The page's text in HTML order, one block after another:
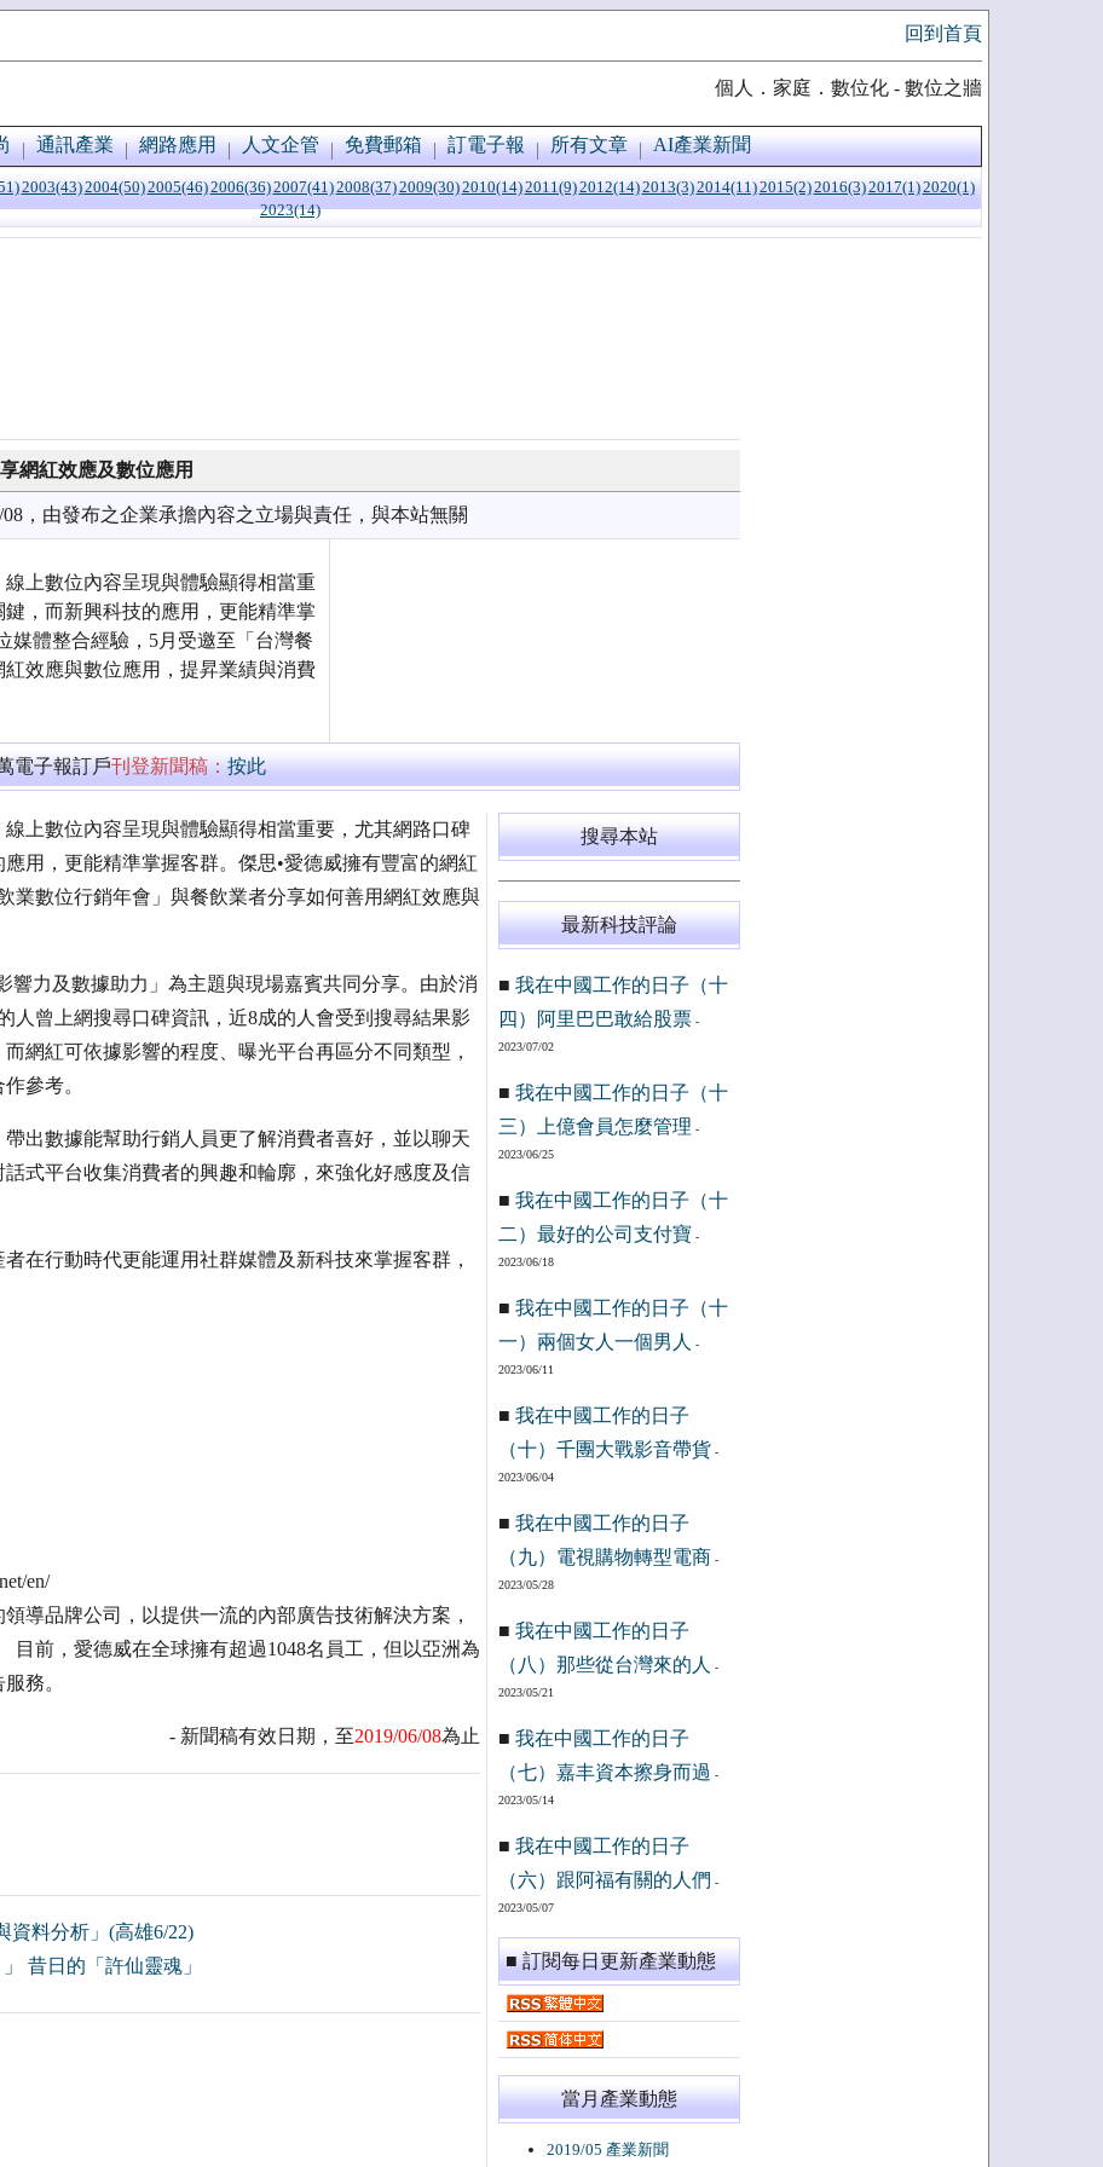
回到首頁
個人．家庭．數位化 - 數位之牆
通訊產業 網路應用 人文企管 免費郵箱 訂電子報 所有文章 AI產業新聞
2003(43)2004(50)2005(46)2006(36)2007(41)2008(37)2009(30)2010(14)2011(9)2012(14)2013(3)2014(11)2015(2)2016(3)2017(1)2020(1)
2023(14)
網紅效應及數位應用
，由發布之企業承擔內容之立場與責任，與本站無關
上數位內容呈現與體驗顯得相當重
，而新興科技的應用，更能精準掌
媒體整合經驗，5月受邀至「台灣餐
效應與數位應用，提昇業績與消費
電子報訂戶刊登新聞稿：按此
上數位內容呈現與體驗顯得相當重要，尤其網路口碑
用，更能精準掌握客群。傑思•愛德威擁有豐富的網紅
業數位行銷年會」與餐飲業者分享如何善用網紅效應與
響力及數據助力」為主題與現場嘉賓共同分享。由於消
人曾上網搜尋口碑資訊，近8成的人會受到搜尋結果影
網紅可依據影響的程度、曝光平台再區分不同類型，
參考。
出數據能幫助行銷人員更了解消費者喜好，並以聊天
式平台收集消費者的興趣和輪廓，來強化好感度及信
在行動時代更能運用社群媒體及新科技來掌握客群，
en/
導品牌公司，以提供一流的內部廣告技術解決方案，
目前，愛德威在全球擁有超過1048名員工，但以亞洲為
務。
- 新聞稿有效日期，至2019/06/08為止
資料分析」(高雄6/22)
昔日的「許仙靈魂」
搜尋本站
最新科技評論
■ 我在中國工作的日子（十
四）阿里巴巴敢給股票-
2023/07/02
■ 我在中國工作的日子（十
三）上億會員怎麼管理 -
2023/06/25
■ 我在中國工作的日子（十
二）最好的公司支付寶 -
2023/06/18
■ 我在中國工作的日子（十
一）兩個女人一個男人
-
2023/06/11
■ 我在中國工作的日子
（十）千團大戰影音帶貨 -
2023/06/04
■ 我在中國工作的日子
（九）電視購物轉型電商 -
2023/05/28
■ 我在中國工作的日子
（八）那些從台灣來的人
-
2023/05/21
■ 我在中國工作的日子
（七）嘉丰資本擦身而過 -
2023/05/14
■ 我在中國工作的日子
（六）跟阿福有關的人們 -
2023/05/07
■ 訂閱每日更新產業動態
當月產業動態
2019/05 產業新聞